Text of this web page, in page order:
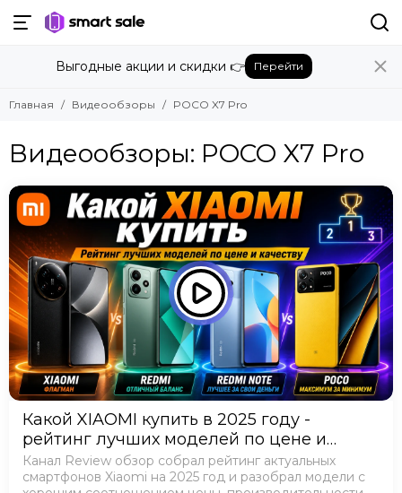
Выгодные акции и скидки 👉 Перейти
Главная Видеообзоры POCO X7 Pro
Видеообзоры: POCO X7 Pro
Какой XIAOMI купить в 2025 году -
рейтинг лучших моделей по цене и
качеству
Канал Review обзор собрал рейтинг актуальных
смартфонов Xiaomi на 2025 год и разобрал модели с